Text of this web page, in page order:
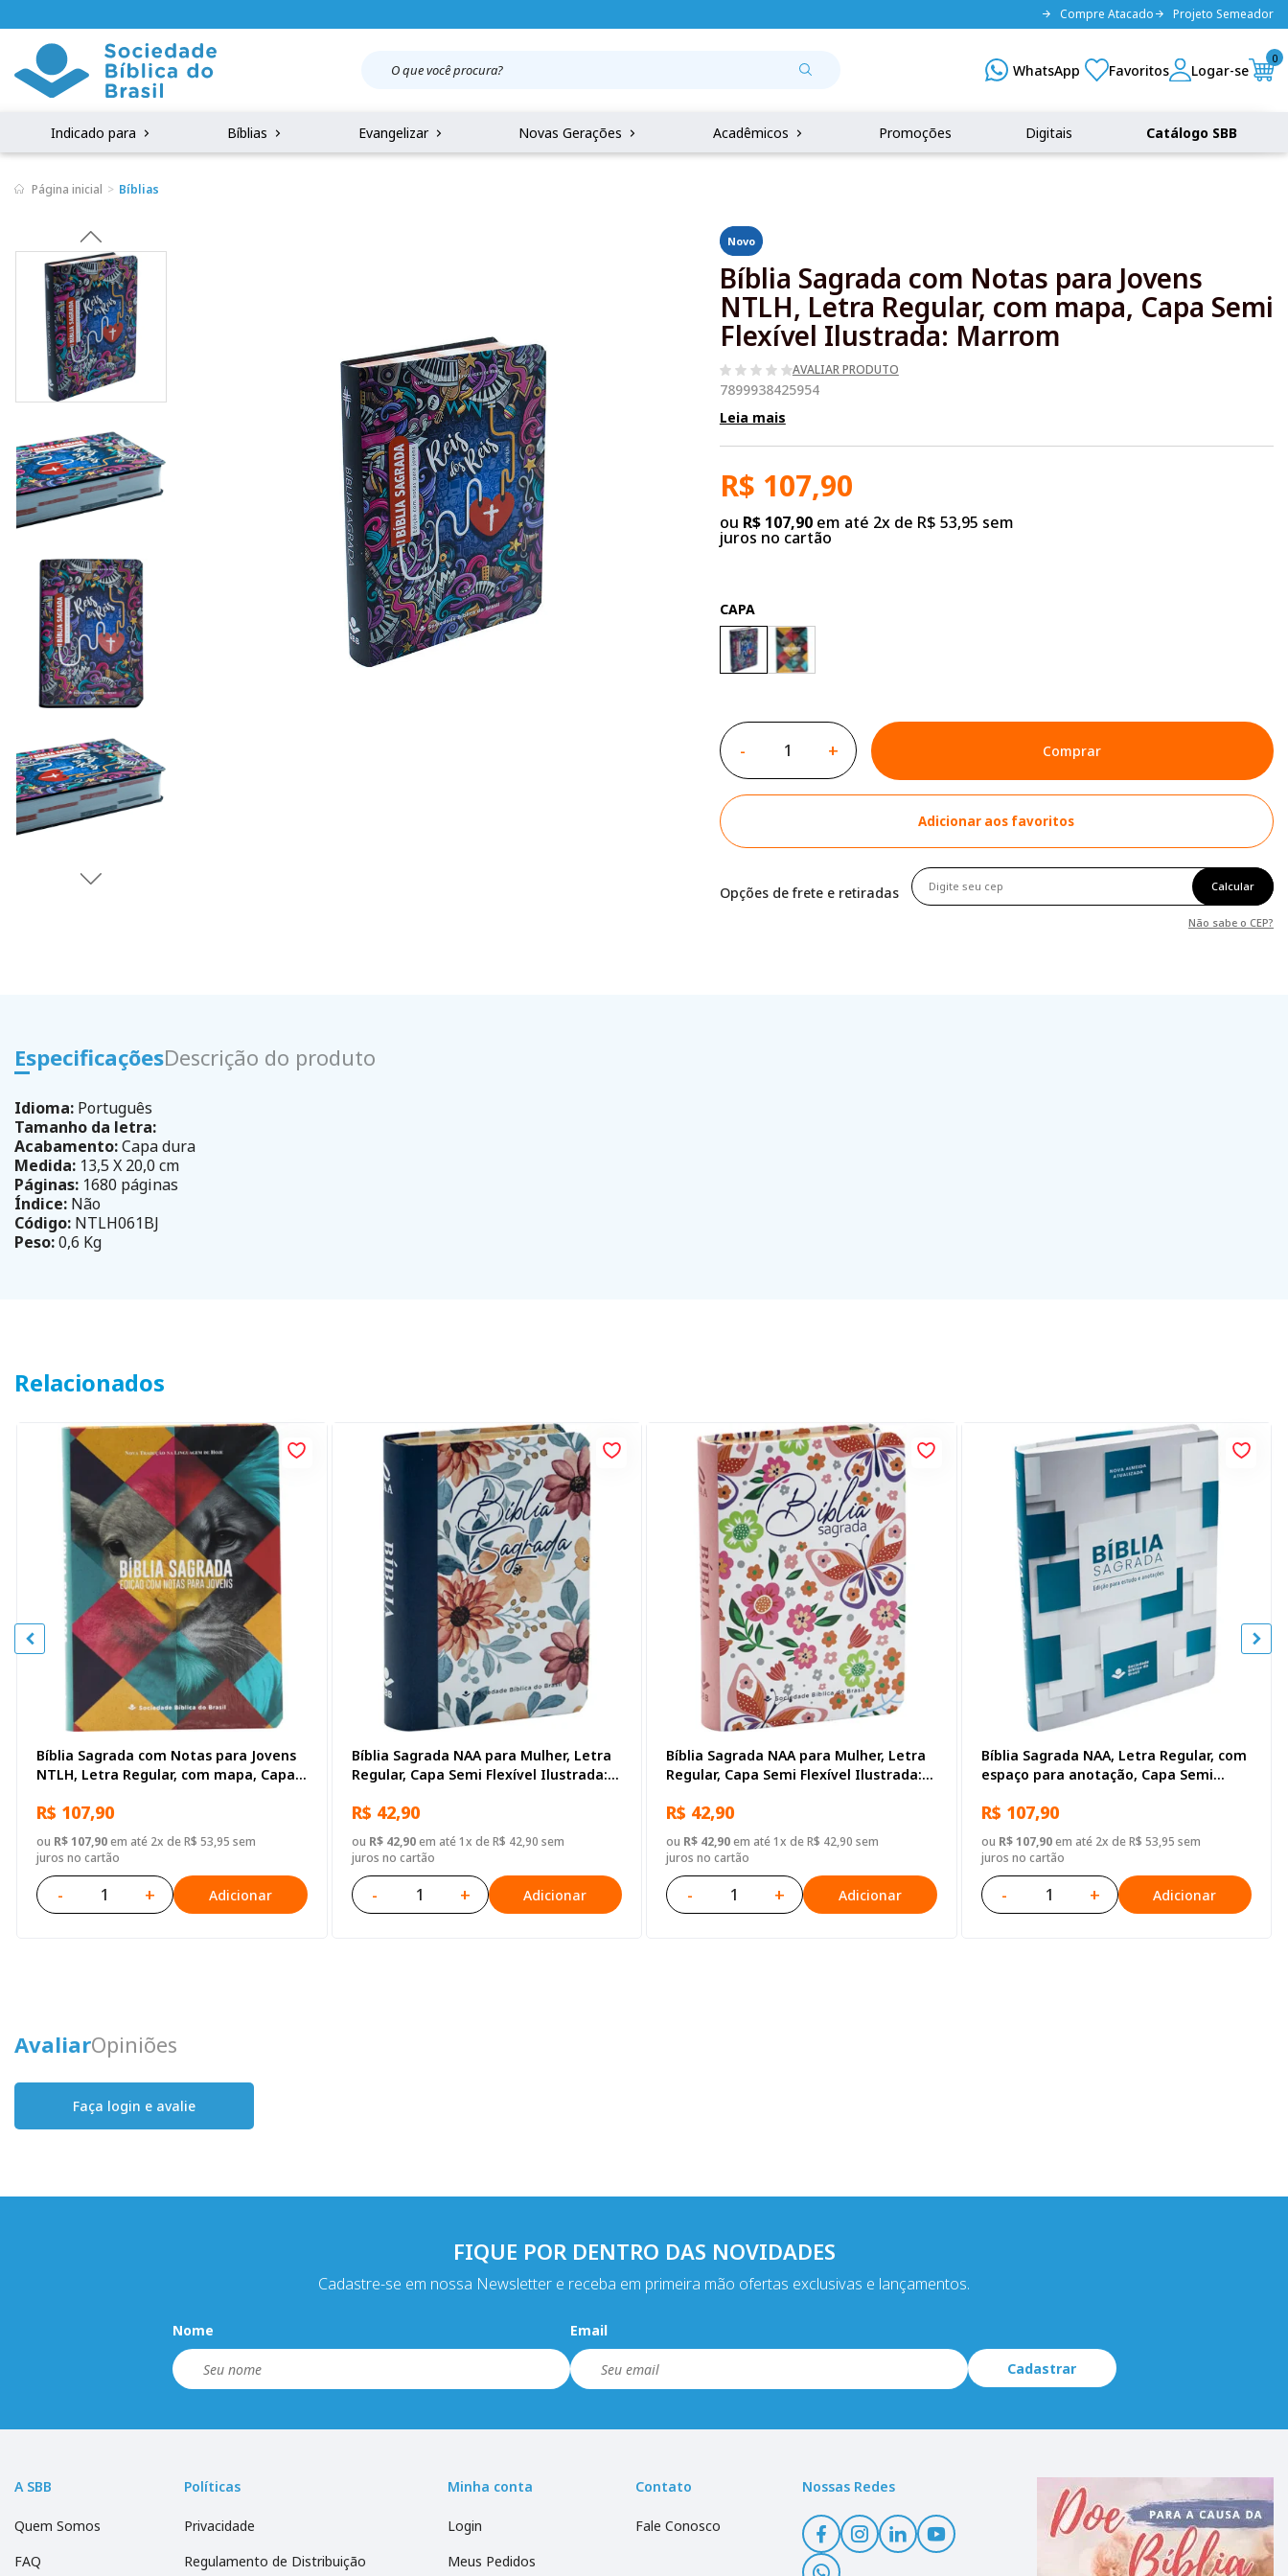
Compre Atacado Projeto Semeador
0
Indicado para Bíblias Evangelizar Novas Gerações Acadêmicos Promoções Digitais Catálogo SBB
Página inicial Bíblias
Novo
Bíblia Sagrada com Notas para Jovens
NTLH, Letra Regular, com mapa, Capa Semi
Flexível Ilustrada: Marrom
AVALIAR PRODUTO
7899938425954
Leia mais
R$ 107,90
ou R$ 107,90em até 2x de R$ 53,95 sem
juros no cartão
CAPA
- + Comprar
Adicionar aos favoritos
Opções de frete e retiradas Calcular
Não sabe o CEP?
EspecificaçõesDescrição do produto
Idioma: Português
Tamanho da letra:
Acabamento:Capa dura
Medida: 13,5 X 20,0 cm
Páginas: 1680 páginas
Índice: Não
Código: NTLH061BJ
Peso:0,6 Kg
Relacionados
Bíblia Sagrada com Notas para Jovens
NTLH, Letra Regular, com mapa, Capa
R$ 107,90
ou R$ 107,90em até 2x de R$ 53,95 sem
juros no cartão
- + Adicionar
Bíblia Sagrada NAA para Mulher, Letra
Regular, Capa Semi Flexível Ilustrada:
R$ 42,90
ou R$ 42,90em até 1x de R$ 42,90 sem
juros no cartão
- + Adicionar
Bíblia Sagrada NAA para Mulher, Letra
Regular, Capa Semi Flexível Ilustrada:
R$ 42,90
ou R$ 42,90em até 1x de R$ 42,90 sem
juros no cartão
- + Adicionar
Bíblia Sagrada NAA, Letra Regular, com
espaço para anotação, Capa Semi
R$ 107,90
ou R$ 107,90em até 2x de R$ 53,95 sem
juros no cartão
- + Adicionar
AvaliarOpiniões
Faça login e avalie
FIQUE POR DENTRO DAS NOVIDADES
Cadastre-se em nossa Newsletter e receba em primeira mão ofertas exclusivas e lançamentos.
Nome Email
Cadastrar
A SBB
Quem Somos
FAQ
Políticas
Privacidade
Regulamento de Distribuição
Minha conta
Login
Meus Pedidos
Contato
Fale Conosco
Nossas Redes